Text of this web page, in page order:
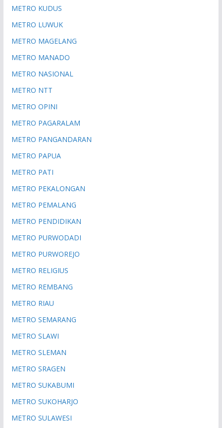
METRO KUDUS
METRO LUWUK
METRO MAGELANG
METRO MANADO
METRO NASIONAL
METRO NTT
METRO OPINI
METRO PAGARALAM
METRO PANGANDARAN
METRO PAPUA
METRO PATI
METRO PEKALONGAN
METRO PEMALANG
METRO PENDIDIKAN
METRO PURWODADI
METRO PURWOREJO
METRO RELIGIUS
METRO REMBANG
METRO RIAU
METRO SEMARANG
METRO SLAWI
METRO SLEMAN
METRO SRAGEN
METRO SUKABUMI
METRO SUKOHARJO
METRO SULAWESI